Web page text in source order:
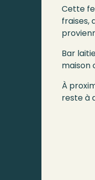
Cette
fraises,
Bar
maison
À
reste à